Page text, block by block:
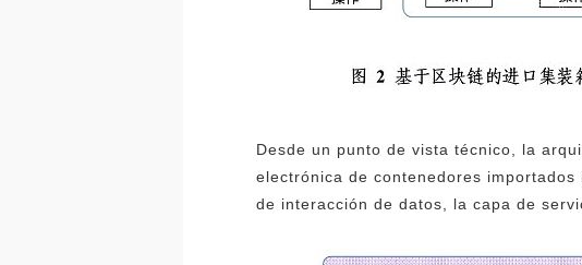
Desde un punto de vista técnico, la
electrónica de contenedores
de interacción de datos, la capa de